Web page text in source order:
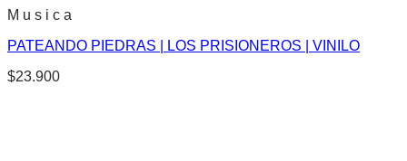
M u s i c a
PATEANDO PIEDRAS | LOS PRISIONEROS | VINILO
$23.900